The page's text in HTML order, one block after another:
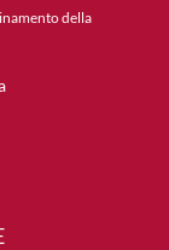
della